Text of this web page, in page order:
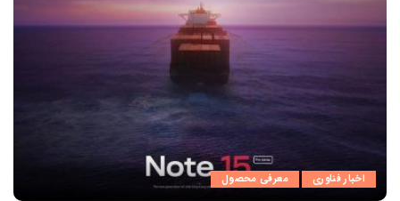
اخبار فناوری معرفی محصول